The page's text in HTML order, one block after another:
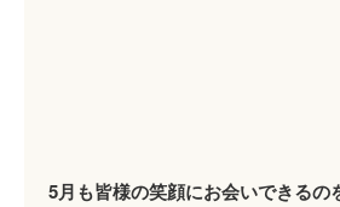
5月も皆様の笑顔にお会いできるの